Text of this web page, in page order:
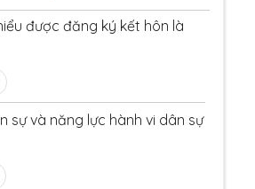
được đăng ký kết hôn là
sự và năng lực hành vi dân sự